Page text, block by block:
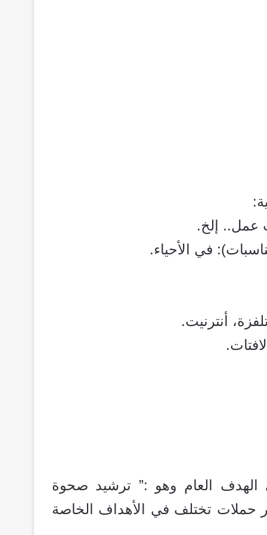
عمل.. إلخ.
في الأحياء.
أنترنيت.
الهدف العام وهو :” ترشيد صحوة
حملات تختلف في الأهداف الخاصة